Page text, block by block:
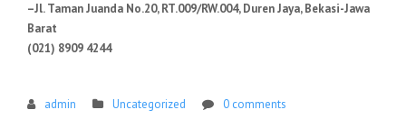
–Jl. Taman Juanda No.20, RT.009/RW.004, Duren Jaya, Bekasi-Jawa
Barat
(021) 8909 4244
admin Uncategorized 0 comments